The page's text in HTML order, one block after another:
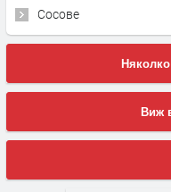
Сосове
Виж